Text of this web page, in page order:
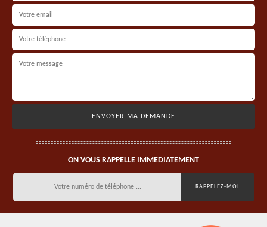
ON VOUS RAPPELLE IMMEDIATEMENT